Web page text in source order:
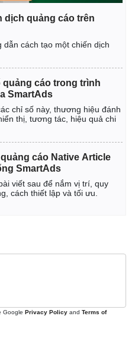
dịch quảng cáo trên
cách tạo một chiến dịch
quảng cáo trong trình
SmartAds
chỉ số này, thương hiệu đánh
thị, tương tác, hiệu quả chi
cáo Native Article
SmartAds
viết sau để nắm vị trí, quy
cách thiết lập và tối ưu.
Google Privacy Policy and Terms of